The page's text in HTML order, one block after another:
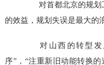
对首都北京的规划
的效益，规划失误是最大的
对山西的转型发
序”，“注重新旧动能转换